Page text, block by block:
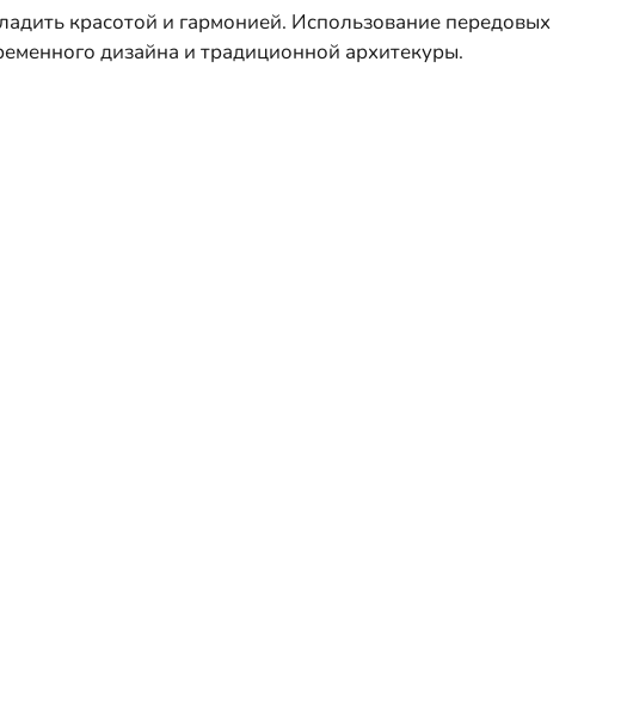
красотой и гармонией. Использование передовых
дизайна и традиционной архитекуры.